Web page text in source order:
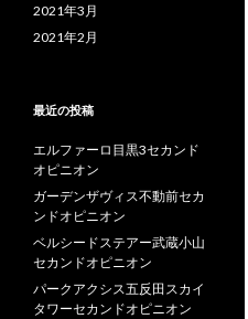
2021年3月
2021年2月
最近の投稿
エルファーロ目黒3セカンド
オピニオン
ガーデンザヴィス不動前セカ
ンドオピニオン
ベルシードステアー武蔵小山
セカンドオピニオン
パークアクシス五反田スカイ
タワーセカンドオピニオン